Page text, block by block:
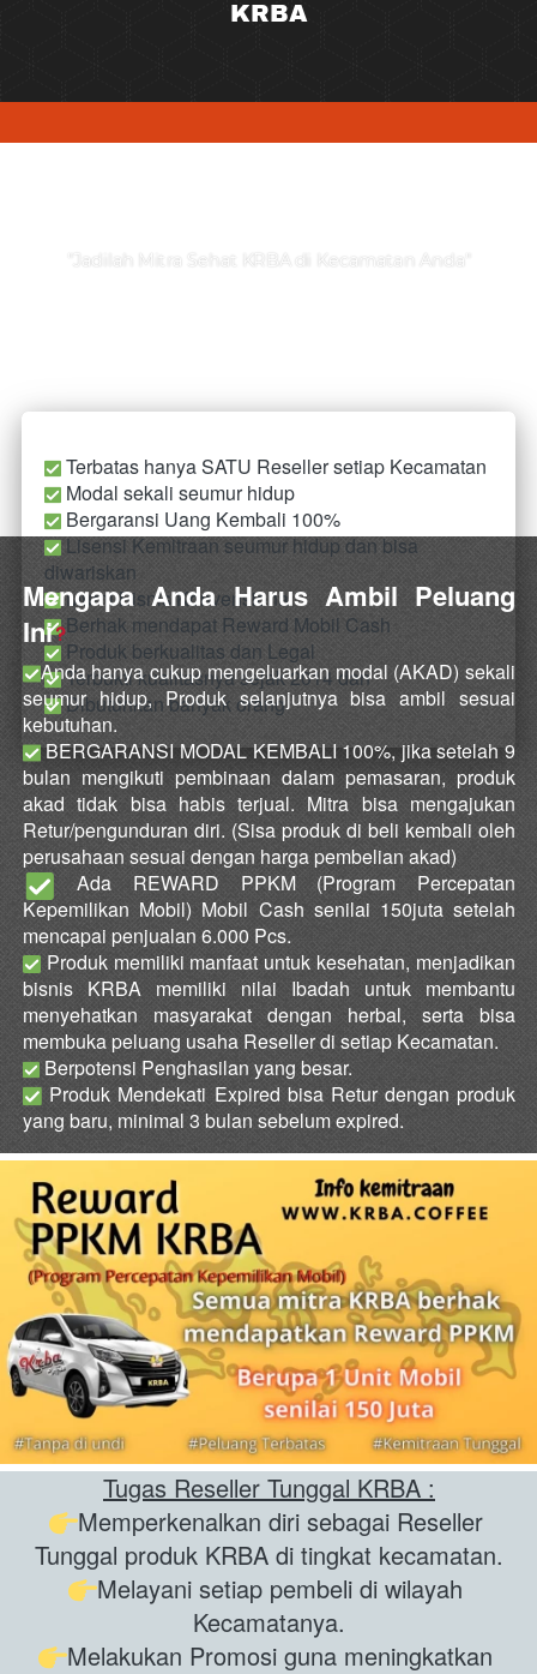
KRBA
"Jadilah Mitra Sehat KRBA di Kecamatan Anda"
Terbatas hanya SATU Reseller setiap Kecamatan
Modal sekali seumur hidup
Bergaransi Uang Kembali 100%
Lisensi Kemitraan seumur hidup dan bisa
diwariskan
Murni Bisnis Konvensional
Berhak mendapat Reward Mobil Cash
Produk berkualitas dan Legal
Terbukti kualitasnya sejak 2014 dan
Dibutuhkan banyak orang
Mengapa Anda Harus Ambil Peluang
Ini
Anda hanya cukup mengeluarkan modal (AKAD) sekali
seumur hidup, Produk selanjutnya bisa ambil sesuai
kebutuhan.
BERGARANSI MODAL KEMBALI 100%, jika setelah 9
bulan mengikuti pembinaan dalam pemasaran, produk
akad tidak bisa habis terjual. Mitra bisa mengajukan
Retur/pengunduran diri. (Sisa produk di beli kembali oleh
perusahaan sesuai dengan harga pembelian akad)
Ada REWARD PPKM (Program Percepatan
Kepemilikan Mobil) Mobil Cash senilai 150juta setelah
mencapai penjualan 6.000 Pcs.
Produk memiliki manfaat untuk kesehatan, menjadikan
bisnis KRBA memiliki nilai Ibadah untuk membantu
menyehatkan masyarakat dengan herbal, serta bisa
membuka peluang usaha Reseller di setiap Kecamatan.
Berpotensi Penghasilan yang besar.
Produk Mendekati Expired bisa Retur dengan produk
yang baru, minimal 3 bulan sebelum expired.
Tugas Reseller Tunggal KRBA :
Memperkenalkan diri sebagai Reseller
Tunggal produk KRBA di tingkat kecamatan.
Melayani setiap pembeli di wilayah
Kecamatanya.
Melakukan Promosi guna meningkatkan